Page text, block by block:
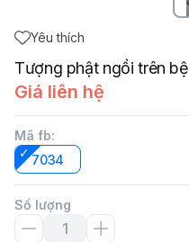
Yêu thích
Tượng phật ngồi trên bệ
Giá liên hệ
Mã fb:
7034
Số lượng